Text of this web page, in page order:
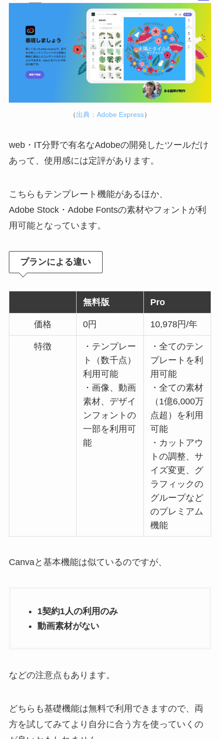
（出典：Adobe Express）
web・IT分野で有名なAdobeの開発したツールだけ
あって、使用感には定評があります。
こちらもテンプレート機能があるほか、
Adobe Stock・Adobe Fontsの素材やフォントが利
用可能となっています。
プランによる違い
無料版 Pro
価格 0円 10,978円/年
特徴
・テンプレー
ト（数千点）
利用可能
・画像、動画
素材、デザイ
ンフォントの
一部を利用可
能
・全てのテン
プレートを利
用可能
・全ての素材
（1億6,000万
点超）を利用
可能
・カットアウ
トの調整、サ
イズ変更、グ
ラフィックの
グループなど
のプレミアム
機能
Canvaと基本機能は似ているのですが、
1契約1人の利用のみ
動画素材がない
などの注意点もあります。
どちらも基礎機能は無料で利用できますので、両
方を試してみてより自分に合う方を使っていくの